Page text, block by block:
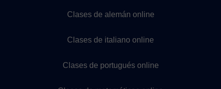
Clases de alemán online
Clases de italiano online
Clases de portugués online